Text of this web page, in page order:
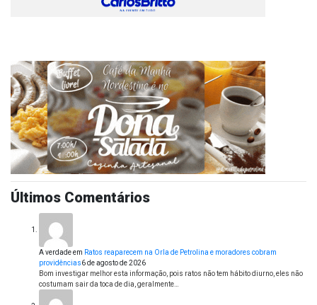
Últimos Comentários
A verdadeem Ratos reaparecem na Orla de Petrolina e moradores cobram
providências6 de agosto de 2026
Bom investigar melhor esta informação, pois ratos não tem hábito diurno, eles não
costumam sair da toca de dia, geralmente…